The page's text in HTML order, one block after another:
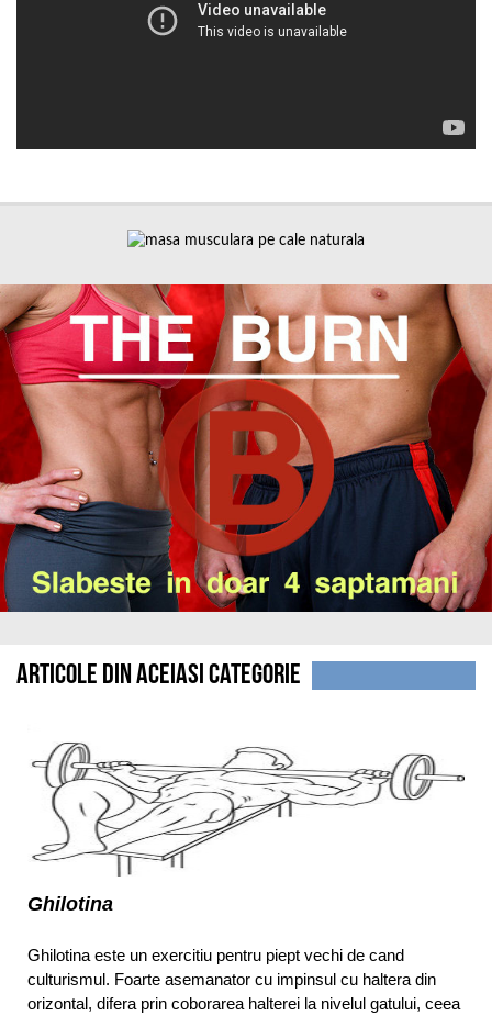
Articole din aceiasi categorie
Ghilotina
Ghilotina este un exercitiu pentru piept vechi de cand
culturismul. Foarte asemanator cu impinsul cu haltera din
orizontal, difera prin coborarea halterei la nivelul gatului, ceea